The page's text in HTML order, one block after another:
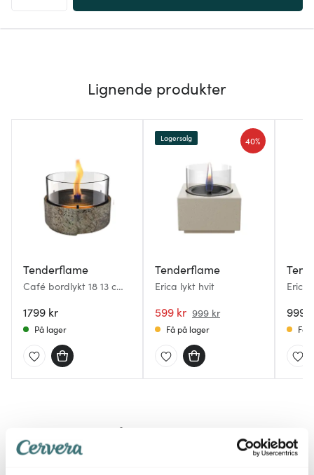
Lignende produkter
Tenderflame
Café bordlykt 18 13 cm
1799 kr
På lager
Tenderflame
Erica lykt hvit
599 kr 999 kr
40%
Lagersalg
Få på lager
Erica
999
Få
Mer fra samme serie